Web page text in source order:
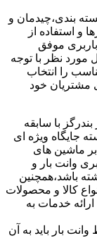
بندی،چیدمان و
و استفاده از
موفق
مورد نظر با توجه
را انتخاب
مشتریان خود
با سابقه
جایگاه ویژه ای
ماشین های
وانت بار و
باشد،همچنین
کالا و محصولات
خدمات به
بار باید به آن